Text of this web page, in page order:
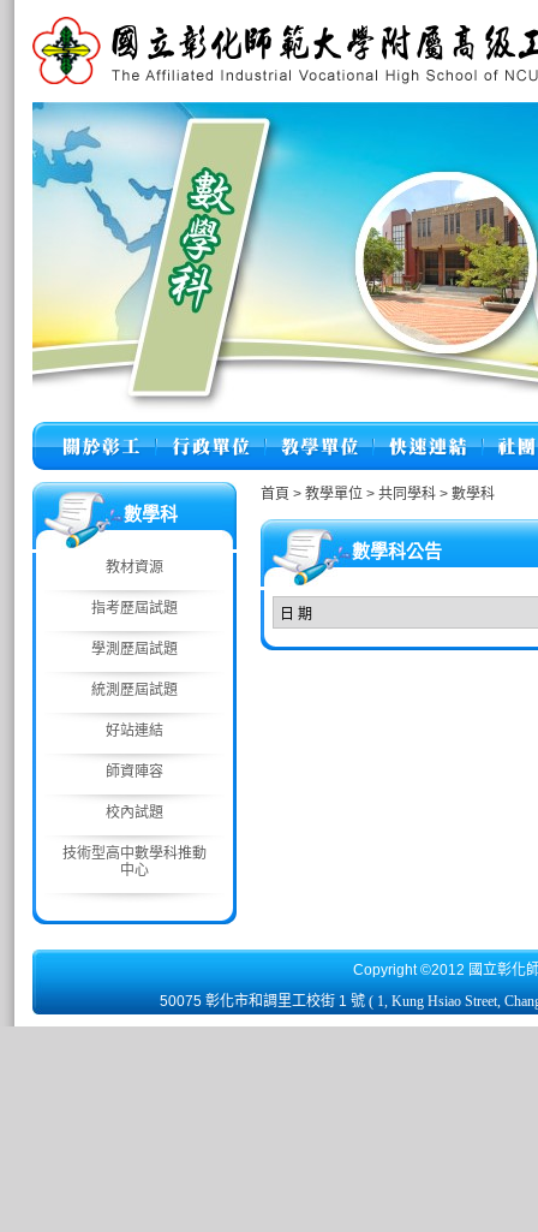
數學科
教材資源
指考歷屆試題
學測歷屆試題
統測歷屆試題
好站連結
師資陣容
校內試題
技術型高中數學科推動
中心
首頁 > 教學單位 > 共同學科 > 數學科
數學科公告
日 期
Copyright ©2012 國立彰化
50075 彰化市和調里工校街 1 號 ( 1, Kung Hsiao Street,